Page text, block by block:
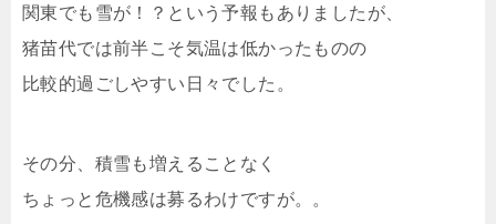
関東でも雪が！？という予報もありましたが、
猪苗代では前半こそ気温は低かったものの
比較的過ごしやすい日々でした。
その分、積雪も増えることなく
ちょっと危機感は募るわけですが。。